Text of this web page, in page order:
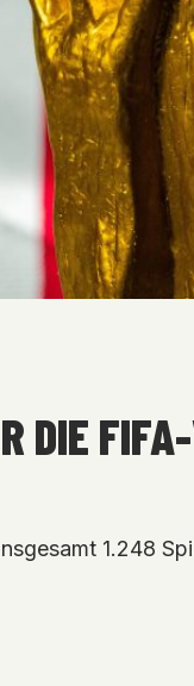
DIE
1.248